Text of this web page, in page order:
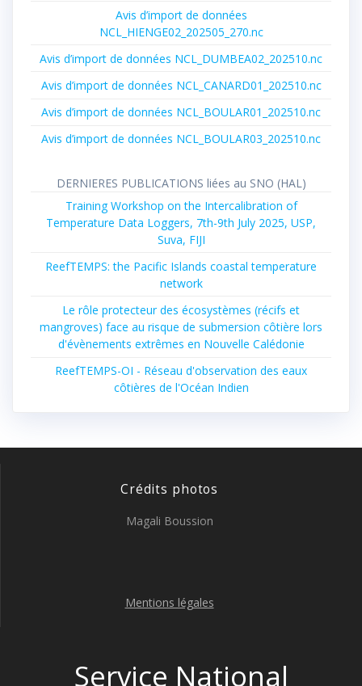
Avis d’import de données
NCL_HIENGE02_202505_270.nc
Avis d’import de données NCL_DUMBEA02_202510.nc
Avis d’import de données NCL_CANARD01_202510.nc
Avis d’import de données NCL_BOULAR01_202510.nc
Avis d’import de données NCL_BOULAR03_202510.nc
DERNIERES PUBLICATIONS liées au SNO (HAL)
Training Workshop on the Intercalibration of
Temperature Data Loggers, 7th-9th July 2025, USP,
Suva, FIJI
ReefTEMPS: the Pacific Islands coastal temperature
network
Le rôle protecteur des écosystèmes (récifs et
mangroves) face au risque de submersion côtière lors
d'évènements extrêmes en Nouvelle Calédonie
ReefTEMPS-OI - Réseau d'observation des eaux
côtières de l'Océan Indien
Crédits photos
Magali Boussion
Mentions légales
Service National